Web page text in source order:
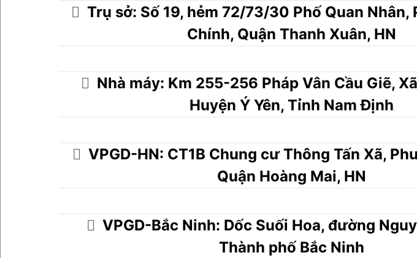
Trụ sở: Số 19, hẻm 72/73/30 Phố Quan Nhân,
Chính, Quận Thanh Xuân, HN
Nhà máy: Km 255-256 Pháp Vân Cầu Giẽ,
Huyện Ý Yên, Tỉnh Nam Định
VPGD-HN: CT1B Chung cư Thông Tấn Xã,
Quận Hoàng Mai, HN
VPGD-Bắc Ninh: Dốc Suối Hoa, đường
Thành phố Bắc Ninh